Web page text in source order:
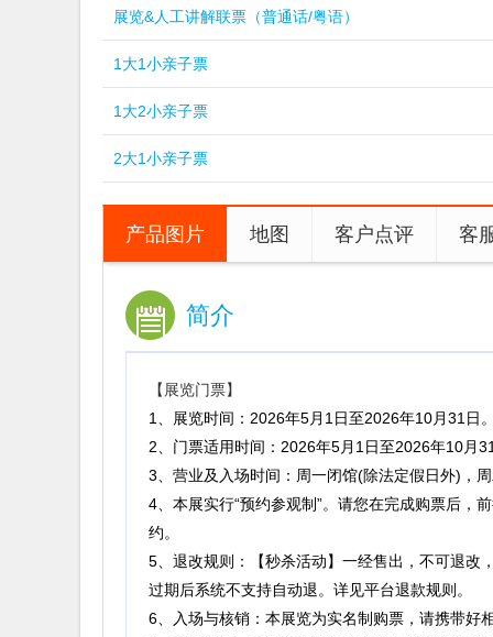
展览&人工讲解联票（普通话/粤语）
1大1小亲子票
1大2小亲子票
2大1小亲子票
产品图片 地图 客户点评 客
简介
【展览门票】
1、展览时间：2026年5月1日至2026年10月31日
2、门票适用时间：2026年5月1日至2026年10月
3、营业及入场时间：周一闭馆(除法定假日外)，
4、本展实行“预约参观制”。请您在完成购票后，
约。
5、退改规则：【秒杀活动】一经售出，不可退改
过期后系统不支持自动退。详见平台退款规则。
6、入场与核销：本展览为实名制购票，请携带好